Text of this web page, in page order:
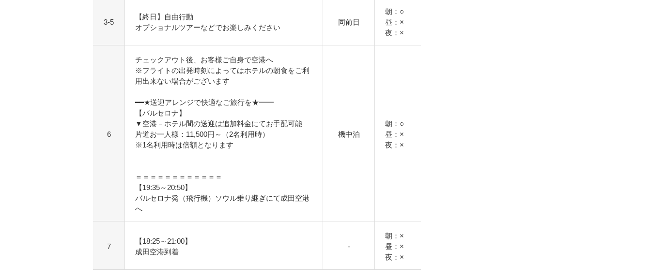
3-5
【終日】自由行動
オプショナルツアーなどでお楽しみください
同前日
朝：○
昼：×
夜：×
6
チェックアウト後、お客様ご自身で空港へ
※フライトの出発時刻によってはホテルの朝食をご利
用出来ない場合がございます
━━★送迎アレンジで快適なご旅行を★━━
【バルセロナ】
▼空港－ホテル間の送迎は追加料金にてお手配可能
片道お一人様：11,500円～（2名利用時）
※1名利用時は倍額となります
＝＝＝＝＝＝＝＝＝＝＝＝
【19:35～20:50】
バルセロナ発（飛行機）ソウル乗り継ぎにて成田空港
へ
機中泊
朝：○
昼：×
夜：×
7
【18:25～21:00】
成田空港到着
-
朝：×
昼：×
夜：×